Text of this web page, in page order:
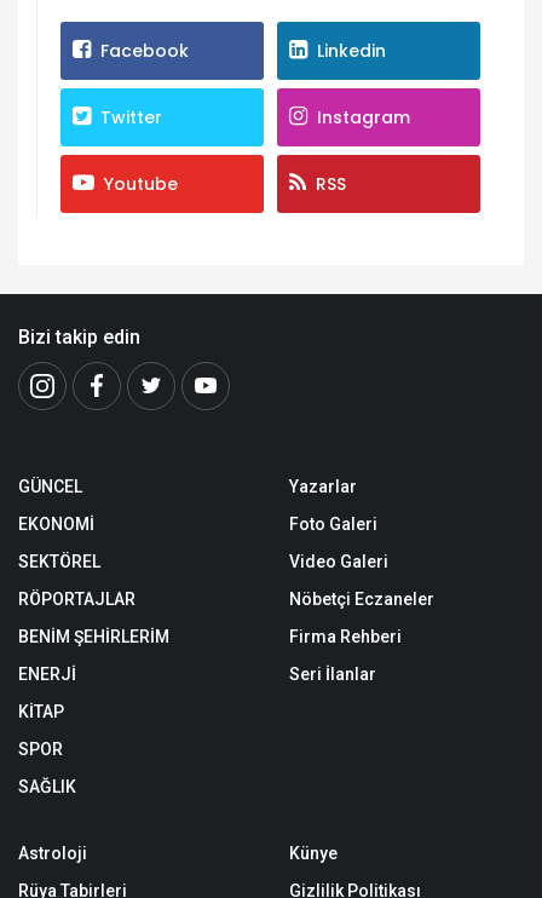
Facebook Linkedin
Twitter Instagram
Youtube RSS
Bizi takip edin
GÜNCEL
EKONOMİ
SEKTÖREL
RÖPORTAJLAR
BENİM ŞEHİRLERİM
ENERJİ
KİTAP
SPOR
SAĞLIK
Yazarlar
Foto Galeri
Video Galeri
Nöbetçi Eczaneler
Firma Rehberi
Seri İlanlar
Astroloji
Rüya Tabirleri
Künye
Gizlilik Politikası